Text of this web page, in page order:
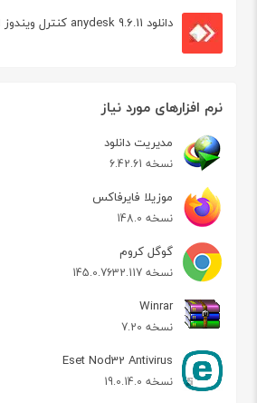
دانلود anydesk 9.6.11 کنترل ویندوز از راه دور
نرم افزارهای مورد نیاز
مدیریت دانلود
نسخه 6.42.61
موزیلا فایرفاکس
نسخه 148.0
گوگل کروم
نسخه 145.0.7632.117
Winrar
نسخه 7.20
Eset Nod32 Antivirus
نسخه 19.0.14.0